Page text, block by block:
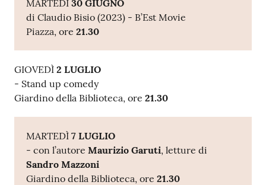
MARTEDÌ 30 GIUGNO
di Claudio Bisio (2023) - B’Est Movie
Piazza, ore 21.30
GIOVEDÌ 2 LUGLIO
- Stand up comedy
Giardino della Biblioteca, ore 21.30
MARTEDÌ 7 LUGLIO
- con l’autore Maurizio Garuti, letture di
Sandro Mazzoni
Giardino della Biblioteca, ore 21.30